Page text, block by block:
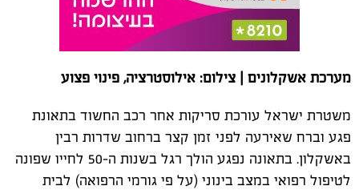
מערכת אשקלונים | צילום: אילוסטרציה, פינוי פצוע
משטרת ישראל עורכת סריקות אחר רכב החשוד בתאונת
פגע וברח שאירעה לפני זמן קצר ברחוב שדרות רבין
באשקלון. בתאונה נפגע הולך רגל בשנות ה-50 לחייו שפונה
לטיפול רפואי במצב בינוני (על פי גורמי הרפואה) לבית